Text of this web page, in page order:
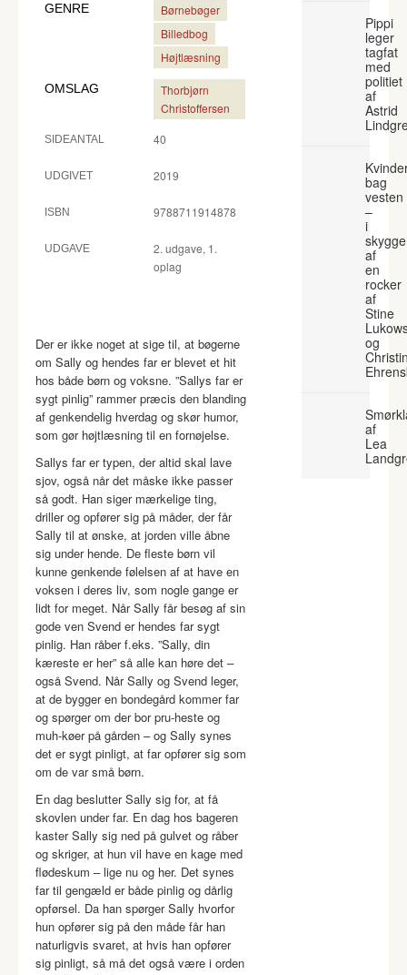
GENRE
Børnebøger
Billedbog
Højtlæsning
OMSLAG
Thorbjørn
Christoffersen
SIDEANTAL 40
UDGIVET 2019
ISBN 9788711914878
UDGAVE
2. udgave, 1.
oplag
Der er ikke noget at sige til, at bøgerne
om Sally og hendes far er blevet et hit
hos både børn og voksne. ”Sallys far er
sygt pinlig” rammer præcis den blanding
af genkendelig hverdag og skør humor,
som gør højtlæsning til en fornøjelse.
Sallys far er typen, der altid skal lave
sjov, også når det måske ikke passer
så godt. Han siger mærkelige ting,
driller og opfører sig på måder, der får
Sally til at ønske, at jorden ville åbne
sig under hende. De fleste børn vil
kunne genkende følelsen af at have en
voksen i deres liv, som nogle gange er
lidt for meget. Når Sally får besøg af sin
gode ven Svend er hendes far sygt
pinlig. Han råber f.eks. ”Sally, din
kæreste er her” så alle kan høre det –
også Svend. Når Sally og Svend leger,
at de bygger en bondegård kommer far
og spørger om der bor pru-heste og
muh-køer på gården – og Sally synes
det er sygt pinligt, at far opfører sig som
om de var små børn.
En dag beslutter Sally sig for, at få
skovlen under far. En dag hos bageren
kaster Sally sig ned på gulvet og råber
og skriger, at hun vil have en kage med
flødeskum – lige nu og her. Det synes
far til gengæld er både pinlig og dårlig
opførsel. Da han spørger Sally hvorfor
hun opfører sig på den måde får han
naturligvis svaret, at hvis han opfører
sig pinligt, så må det også være i orden
Pippi
leger
tagfat
med
politiet
af
Astrid
bag
vesten
–
i
af
en
rocker
af
Stine
og
af
Lea